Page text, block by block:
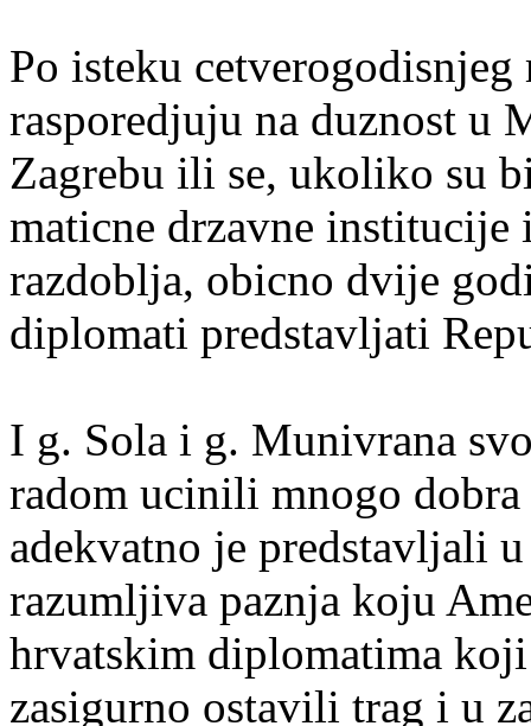
Po isteku
rasporedjuju na duznost u
Zagrebu ili se, ukoliko su
maticne drzavne
razdoblja, obicno dvije
diplomati predstavljati
I g. Sola i g. Munivrana
radom ucinili mnogo
adekvatno je predstavljali
razumljiva paznja koju
hrvatskim diplomatima
zasigurno ostavili trag i u